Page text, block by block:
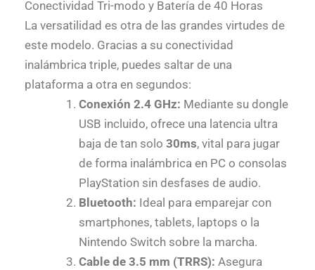
Conectividad Tri-modo y Batería de 40 Horas
La versatilidad es otra de las grandes virtudes de
este modelo. Gracias a su conectividad
inalámbrica triple, puedes saltar de una
plataforma a otra en segundos:
Conexión 2.4 GHz: Mediante su dongle
USB incluido, ofrece una latencia ultra
baja de tan solo 30ms, vital para jugar
de forma inalámbrica en PC o consolas
PlayStation sin desfases de audio.
Bluetooth: Ideal para emparejar con
smartphones, tablets, laptops o la
Nintendo Switch sobre la marcha.
Cable de 3.5 mm (TRRS): Asegura